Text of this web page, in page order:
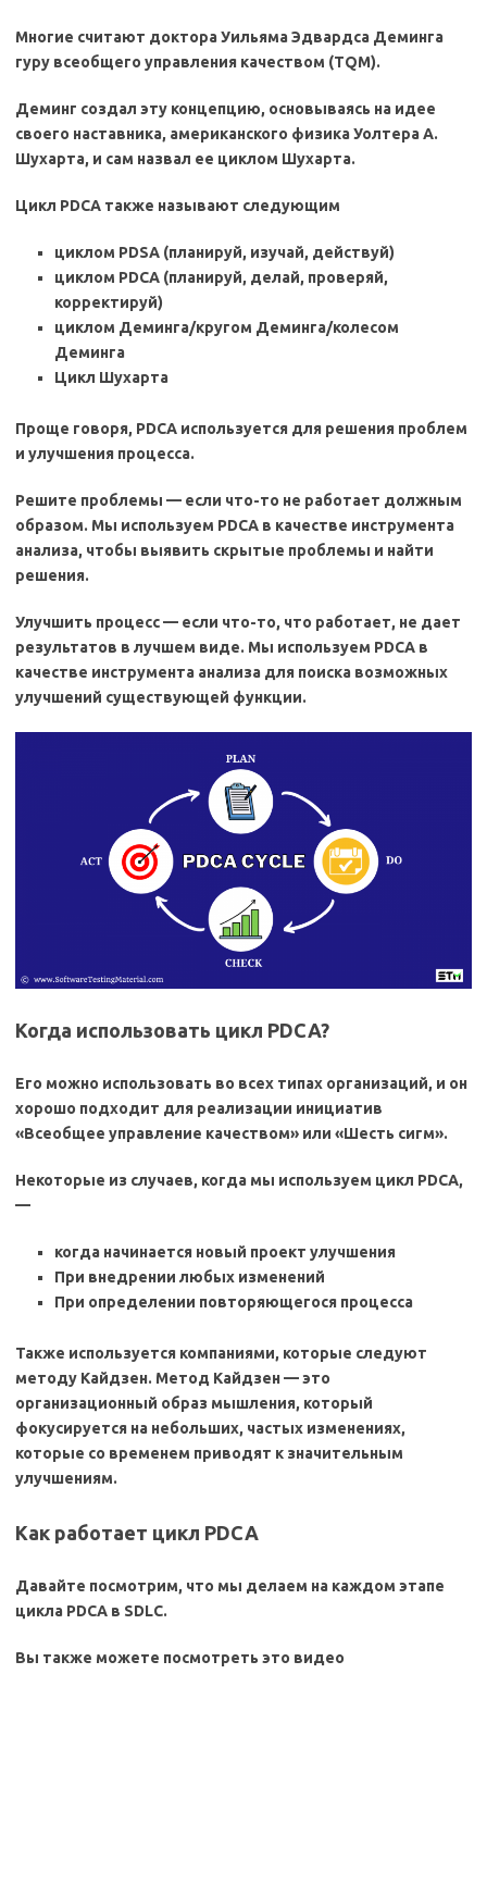
Многие считают доктора Уильяма Эдвардса Деминга
гуру всеобщего управления качеством (TQM).
Деминг создал эту концепцию, основываясь на идее
своего наставника, американского физика Уолтера А.
Шухарта, и сам назвал ее циклом Шухарта.
Цикл PDCA также называют следующим
циклом PDSA (планируй, изучай, действуй)
циклом PDCA (планируй, делай, проверяй,
корректируй)
циклом Деминга/кругом Деминга/колесом
Деминга
Цикл Шухарта
Проще говоря, PDCA используется для решения проблем
и улучшения процесса.
Решите проблемы — если что-то не работает должным
образом. Мы используем PDCA в качестве инструмента
анализа, чтобы выявить скрытые проблемы и найти
решения.
Улучшить процесс — если что-то, что работает, не дает
результатов в лучшем виде. Мы используем PDCA в
качестве инструмента анализа для поиска возможных
улучшений существующей функции.
Когда использовать цикл PDCA?
Его можно использовать во всех типах организаций, и он
хорошо подходит для реализации инициатив
«Всеобщее управление качеством» или «Шесть сигм».
Некоторые из случаев, когда мы используем цикл PDCA,
—
когда начинается новый проект улучшения
При внедрении любых изменений
При определении повторяющегося процесса
Также используется компаниями, которые следуют
методу Кайдзен. Метод Кайдзен — это
организационный образ мышления, который
фокусируется на небольших, частых изменениях,
которые со временем приводят к значительным
улучшениям.
Как работает цикл PDCA
Давайте посмотрим, что мы делаем на каждом этапе
цикла PDCA в SDLC.
Вы также можете посмотреть это видео